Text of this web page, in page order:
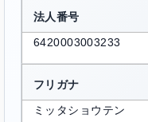
法人番号
6420003003233
フリガナ
ミッタショウテン